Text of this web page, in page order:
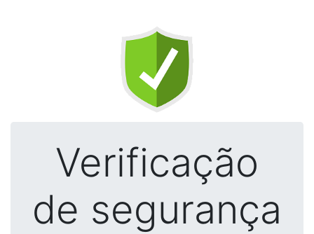
Verificação
de segurança